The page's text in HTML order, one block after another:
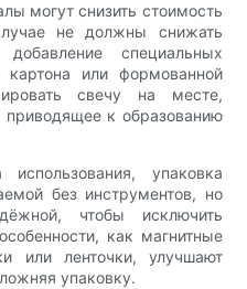
могут снизить стоимость
не должны снижать
специальных
картона или формованной
свечу на месте,
к образованию
упаковка
без инструментов, но
чтобы исключить
как магнитные
или ленточки, улучшают
упаковку.